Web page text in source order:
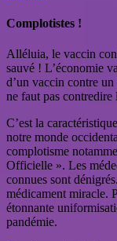
Complotistes !
Alléluia, le vaccin
sauvé ! L’économie
d’un vaccin contre
ne faut pas
C’est la
notre monde
complotisme
Officielle ». Les
connues sont
médicament miracle.
étonnante
pandémie.